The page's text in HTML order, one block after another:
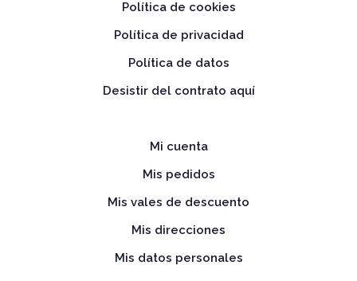
Política de cookies
Política de privacidad
Política de datos
Desistir del contrato aquí
Mi cuenta
Mis pedidos
Mis vales de descuento
Mis direcciones
Mis datos personales